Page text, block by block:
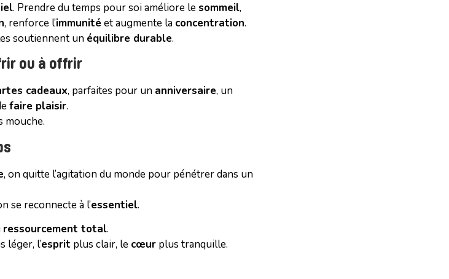
. Prendre du temps pour soi améliore lesommeil,
, renforce l’immunité et augmente la concentration.
soutiennent un équilibre durable.
ou à offrir
cadeaux, parfaites pour un anniversaire, un
faire plaisir.
, on quitte l’agitation du monde pour pénétrer dans un
se reconnecte à l’essentiel.
ressourcement total.
léger, l’esprit plus clair, le cœurplus tranquille.